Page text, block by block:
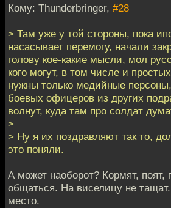
Кому: Thunderbringer, #28
> Там уже у той стороны, пока
насасывает перемогу, начали
голову кое-какие мысли, мол
кого могут, в том числе и
нужны только медийные
боевых офицеров из других
волнут, куда там про солдат
>
> Ну я их поздравляют так то,
это поняли.
А может наоборот? Кормят,
общаться. На виселицу не
место.